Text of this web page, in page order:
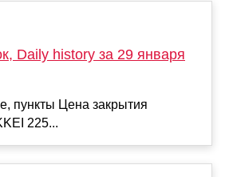
Daily history за 29 января
пункты Цена закрытия
225...